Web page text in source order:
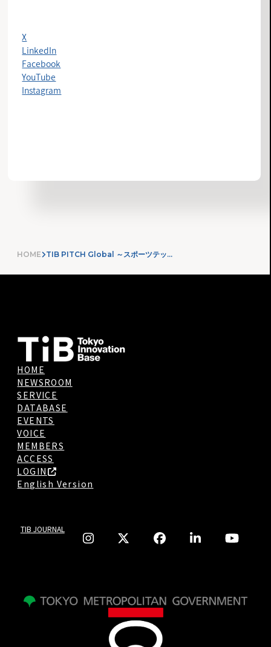
X
LinkedIn
Facebook
YouTube
Instagram
HOME TIB PITCH Global ～スポーツテック・ヘルスケア編～ 開催報告
HOME
NEWSROOM
SERVICE
DATABASE
EVENTS
VOICE
MEMBERS
ACCESS
LOGIN
English Version
TIB JOURNAL